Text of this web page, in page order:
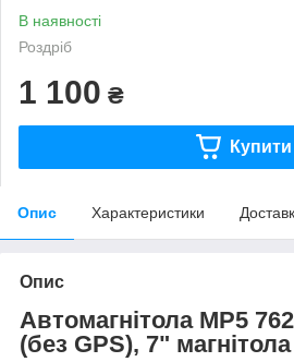
В наявності
Роздріб
1 100 ₴
Купити
Опис Характеристики
Опис
Автомагнітола MP5
(без GPS), 7"